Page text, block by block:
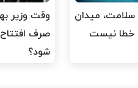
میدان
خطا نیست
وقت وزیر
صرف افتتاح
شود؟